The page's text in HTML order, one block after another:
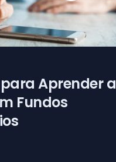
para Aprender a
Fundos